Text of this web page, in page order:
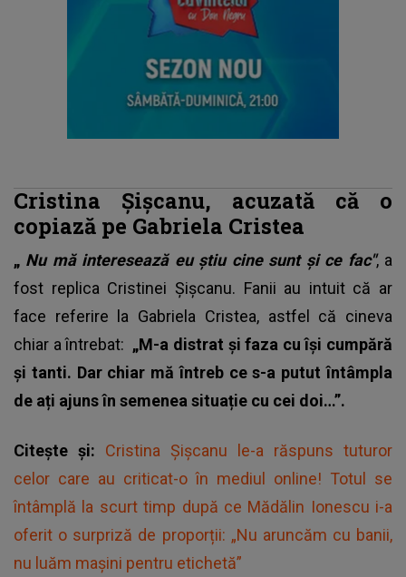
Cristina Șișcanu, acuzată că o
copiază pe Gabriela Cristea
„ Nu mă interesează eu știu cine sunt și ce fac", a
fost replica Cristinei Șișcanu. Fanii au intuit că ar
face referire la Gabriela Cristea, astfel că cineva
chiar a întrebat: „M-a distrat și faza cu își cumpără
și tanti. Dar chiar mă întreb ce s-a putut întâmpla
de ați ajuns în semenea situație cu cei doi…”.
Citește și: Cristina Șișcanu le-a răspuns tuturor
celor care au criticat-o în mediul online! Totul se
întâmplă la scurt timp după ce Mădălin Ionescu i-a
oferit o surpriză de proporții: „Nu aruncăm cu banii,
nu luăm maşini pentru etichetă”